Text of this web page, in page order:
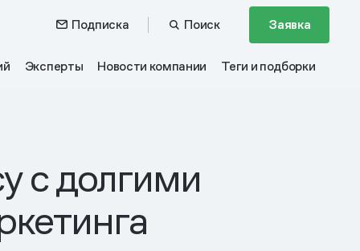
Подписка Поиск Заявка
Эксперты Новости компании Теги и подборки
с долгими